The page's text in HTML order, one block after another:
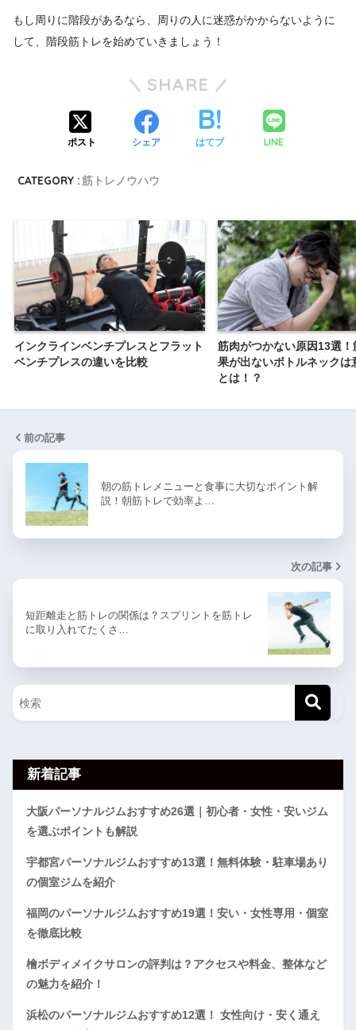
もし周りに階段があるなら、周りの人に迷惑がかからないように
して、階段筋トレを始めていきましょう！
SHARE
ポスト シェア はてブ LINE
CATEGORY :筋トレノウハウ
インクラインベンチプレスとフラット
ベンチプレスの違いを比較
筋肉がつかない原因13選！
果が出ないボトルネックは
とは！？
前の記事
朝の筋トレメニューと食事に大切なポイント解
説！朝筋トレで効率よ…
次の記事
短距離走と筋トレの関係は？スプリントを筋トレ
に取り入れてたくさ…
新着記事
大阪パーソナルジムおすすめ26選｜初心者・女性・安いジム
を選ぶポイントも解説
宇都宮パーソナルジムおすすめ13選！無料体験・駐車場あり
の個室ジムを紹介
福岡のパーソナルジムおすすめ19選！安い・女性専用・個室
を徹底比較
檜ボディメイクサロンの評判は？アクセスや料金、整体など
の魅力を紹介！
浜松のパーソナルジムおすすめ12選！ 女性向け・安く通え